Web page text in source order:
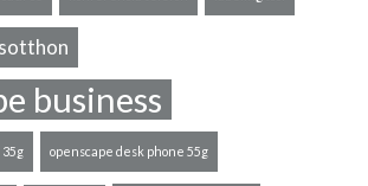
business
openscape desk phone 55g